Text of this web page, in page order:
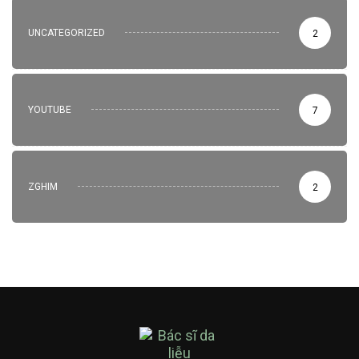
UNCATEGORIZED 2
YOUTUBE 7
ZGHIM 2